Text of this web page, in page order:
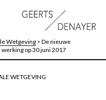
Wetgeving > De nieuwe
op 30 juni 2017
WETGEVING